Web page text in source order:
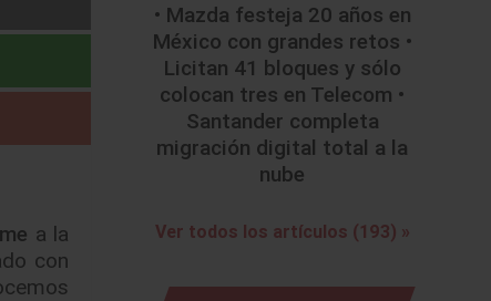
a la
con
• Mazda festeja 20 años en
México con grandes retos •
Licitan 41 bloques y sólo
colocan tres en Telecom •
Santander completa
migración digital total a la
nube
Ver todos los artículos (193) »